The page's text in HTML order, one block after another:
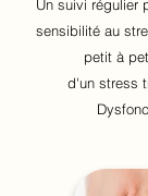
Un suivi régulier
sensibilité au
petit à
d'un stress